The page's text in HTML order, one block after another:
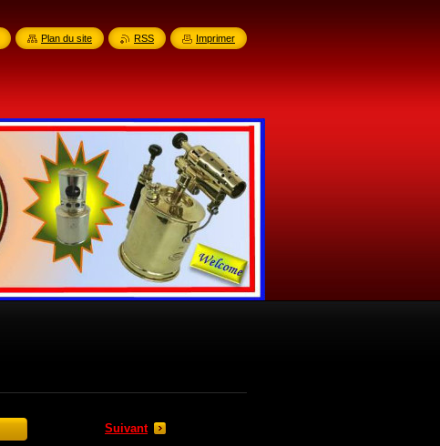
Suivant
Plan du site RSS Imprimer